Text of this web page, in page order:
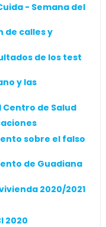
- Semana del
de calles y
de los test
y las
de Salud
sobre el falso
de Guadiana
2020/2021
2020